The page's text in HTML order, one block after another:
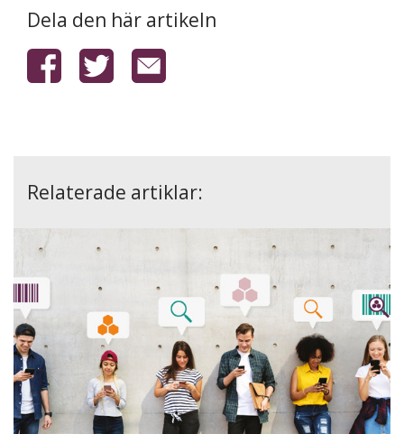
Dela den här artikeln
Relaterade artiklar: